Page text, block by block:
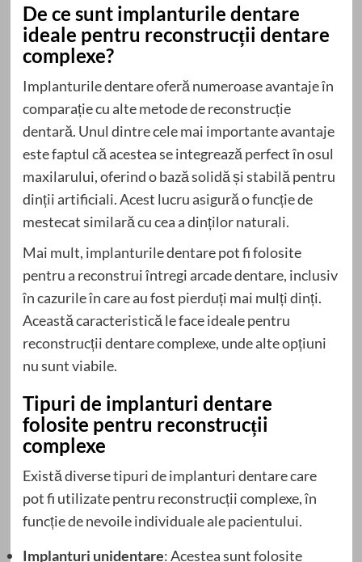
De ce sunt implanturile dentare
ideale pentru reconstrucții dentare
complexe?
Implanturile dentare oferă numeroase avantaje în
comparație cu alte metode de reconstrucție
dentară. Unul dintre cele mai importante avantaje
este faptul că acestea se integrează perfect în osul
maxilarului, oferind o bază solidă și stabilă pentru
dinții artificiali. Acest lucru asigură o funcție de
mestecat similară cu cea a dinților naturali.
Mai mult, implanturile dentare pot fi folosite
pentru a reconstrui întregi arcade dentare, inclusiv
în cazurile în care au fost pierduți mai mulți dinți.
Această caracteristică le face ideale pentru
reconstrucții dentare complexe, unde alte opțiuni
nu sunt viabile.
Tipuri de implanturi dentare
folosite pentru reconstrucții
complexe
Există diverse tipuri de implanturi dentare care
pot fi utilizate pentru reconstrucții complexe, în
funcție de nevoile individuale ale pacientului.
Implanturi unidentare: Acestea sunt folosite